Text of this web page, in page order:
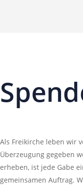
Als Freikirche leben wir
Überzeugung gegeben
erheben, ist jede Gabe
gemeinsamen Auftrag.